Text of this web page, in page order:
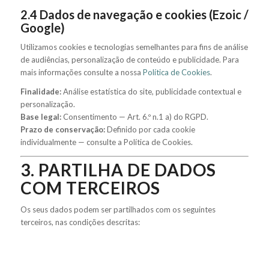
2.4 Dados de navegação e cookies (Ezoic /
Google)
Utilizamos cookies e tecnologias semelhantes para fins de análise
de audiências, personalização de conteúdo e publicidade. Para
mais informações consulte a nossa Política de Cookies.
Finalidade:Análise estatística do site, publicidade contextual e
personalização.
Base legal:Consentimento — Art. 6.º n.1 a) do RGPD.
Prazo de conservação:Definido por cada cookie
individualmente — consulte a Política de Cookies.
3. PARTILHA DE DADOS
COM TERCEIROS
Os seus dados podem ser partilhados com os seguintes
terceiros, nas condições descritas: